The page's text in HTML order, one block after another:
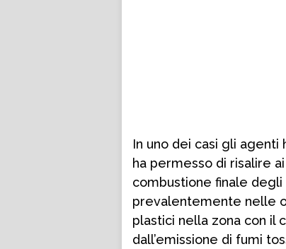
In uno dei casi gli agenti
ha permesso di risalire
combustione finale
prevalentemente nelle
plastici nella zona con il
dall’emissione di fumi